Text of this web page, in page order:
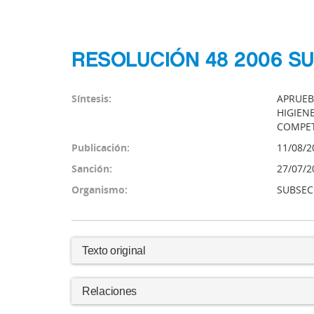
RESOLUCIÓN 48 2006
Síntesis:
Publicación:
11/08/
Sanción:
27/07/
Organismo:
Texto original
Relaciones